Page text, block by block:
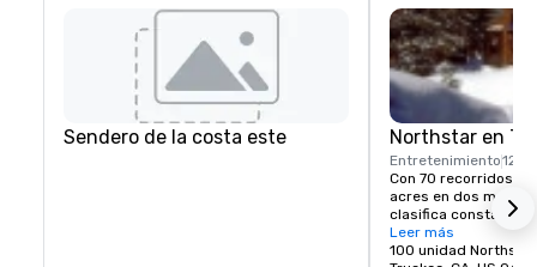
Sendero de la costa este Northstar en
Entretenimiento12 mi
Con 70 recorridos
acres en dos
clasifica
mejores resorts
sofisticada serie de
Leer más
100 unidad Northstar